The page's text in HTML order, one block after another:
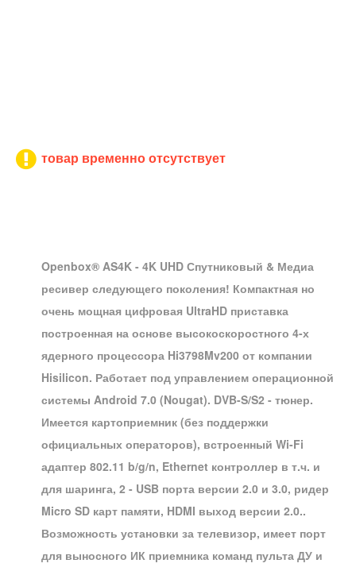
товар временно отсутствует
Openbox® AS4K - 4K UHD Спутниковый & Медиа
ресивер следующего поколения! Компактная но
очень мощная цифровая UltraHD приставка
построенная на основе высокоскоростного 4-х
ядерного процессора Hi3798Mv200 от компании
Hisilicon. Работает под управлением операционной
системы Android 7.0 (Nougat). DVB-S/S2 - тюнер.
Имеется картоприемник (без поддержки
официальных операторов), встроенный Wi-Fi
адаптер 802.11 b/g/n, Ethernet контроллер в т.ч. и
для шаринга, 2 - USB порта версии 2.0 и 3.0, ридер
Micro SD карт памяти, HDMI выход версии 2.0..
Возможность установки за телевизор, имеет порт
для выносного ИК приемника команд пульта ДУ и